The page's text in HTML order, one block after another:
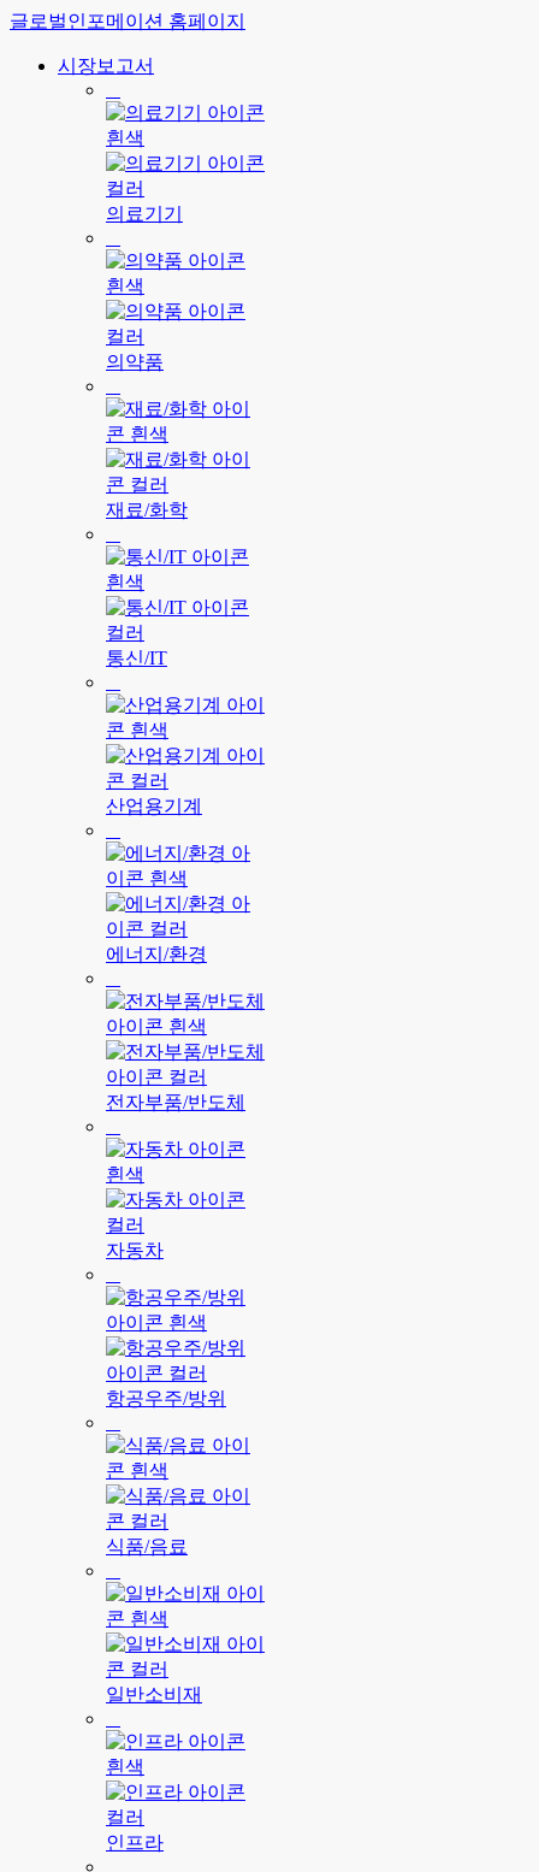
글로벌인포메이션 홈페이지
시장보고서
의료기기
의약품
재료/화학
통신/IT
산업용기계
에너지/환경
전자부품/반도체
자동차
항공우주/방위
식품/음료
일반소비재
인프라